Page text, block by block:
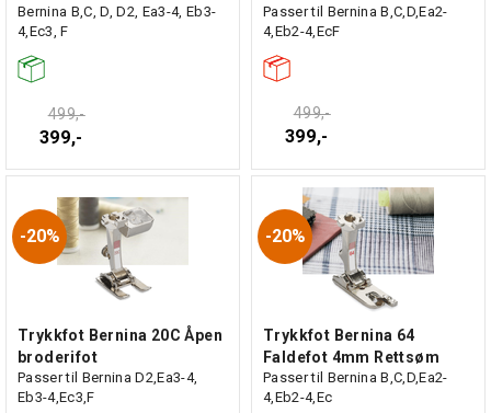
Bernina B,C, D, D2, Ea3-4, Eb3-
4,Ec3, F
499,-
399,-
Passer til Bernina B,C,D,Ea2-
4,Eb2-4,EcF
499,-
399,-
20%
Trykkfot Bernina 20C Åpen
broderifot
Passer til Bernina D2,Ea3-4,
Eb3-4,Ec3,F
20%
Trykkfot Bernina 64
Faldefot 4mm Rettsøm
Passer til Bernina B,C,D,Ea2-
4,Eb2-4,Ec